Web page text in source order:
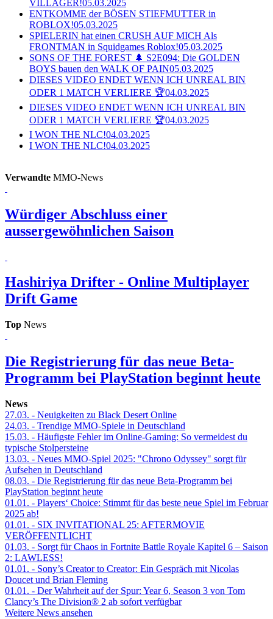
VILLAGER!05.03.2025
ENTKOMME der BÖSEN STIEFMUTTER in
ROBLOX!05.03.2025
SPIELERIN hat einen CRUSH AUF MICH Als
FRONTMAN in Squidgames Roblox!05.03.2025
SONS OF THE FOREST 🌲 S2E094: Die GOLDEN
BOYS bauen den WALK OF PAIN05.03.2025
DIESES VIDEO ENDET WENN ICH UNREAL BIN
ODER 1 MATCH VERLIERE 🏆04.03.2025
DIESES VIDEO ENDET WENN ICH UNREAL BIN
ODER 1 MATCH VERLIERE 🏆04.03.2025
I WON THE NLC!04.03.2025
I WON THE NLC!04.03.2025
Verwandte MMO-News
Würdiger Abschluss einer
aussergewöhnlichen Saison
Hashiriya Drifter - Online Multiplayer
Drift Game
Top News
Die Registrierung für das neue Beta-
Programm bei PlayStation beginnt heute
News
27.03. - Neuigkeiten zu Black Desert Online
24.03. - Trendige MMO-Spiele in Deutschland
15.03. - Häufigste Fehler im Online-Gaming: So vermeidest du
typische Stolpersteine
13.03. - Neues MMO-Spiel 2025: "Chrono Odyssey" sorgt für
Aufsehen in Deutschland
08.03. - Die Registrierung für das neue Beta-Programm bei
PlayStation beginnt heute
01.01. - Players‘ Choice: Stimmt für das beste neue Spiel im Februar
2025 ab!
01.01. - SIX INVITATIONAL 25: AFTERMOVIE
VERÖFFENTLICHT
01.03. - Sorgt für Chaos in Fortnite Battle Royale Kapitel 6 – Saison
2: LAWLESS!
01.01. - Sony’s Creator to Creator: Ein Gespräch mit Nicolas
Doucet und Brian Fleming
01.01. - Der Wahrheit auf der Spur: Year 6, Season 3 von Tom
Clancy’s The Division® 2 ab sofort verfügbar
Weitere News ansehen